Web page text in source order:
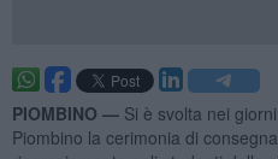
PIOMBINO — Si è svolta nei
Piombino la cerimonia di